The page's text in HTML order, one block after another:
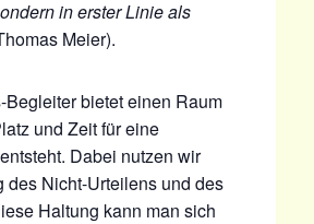
in erster Linie als
Meier).
Begleiter bietet einen Raum
und Zeit für eine
Dabei nutzen wir
des Nicht-Urteilens und des
Haltung kann man sich